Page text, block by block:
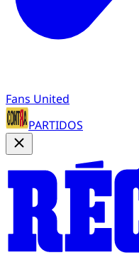
Fans United
PARTIDOS